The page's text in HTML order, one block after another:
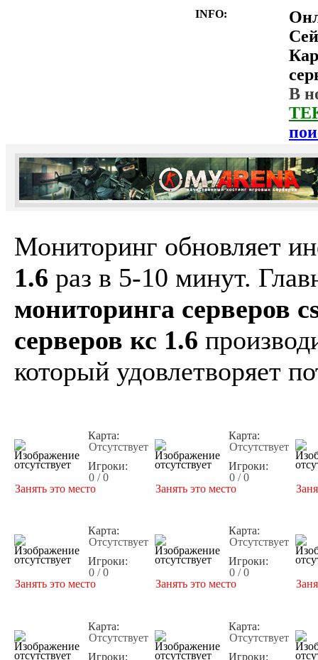
INFO:
В
Мониторинг обновляет
1.6 раз в 5-10 минут.
мониторинга серверов
серверов кс 1.6
который удовлетворяет
Карта:
Отсутствует
Игроки:
0 / 0
Занять это место
Карта:
Отсутствует
Игроки:
0 / 0
Занять это место
Карта:
Отсутствует
Игроки:
0 / 0
Занять это место
Карта:
Отсутствует
Игроки:
0 / 0
Занять это место
Карта:
Отсутствует
Игроки:
Карта:
Отсутствует
Игроки: